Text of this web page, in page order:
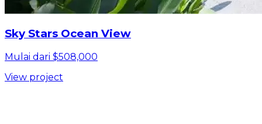
Sky Stars Ocean View
Mulai dari $508,000
View project